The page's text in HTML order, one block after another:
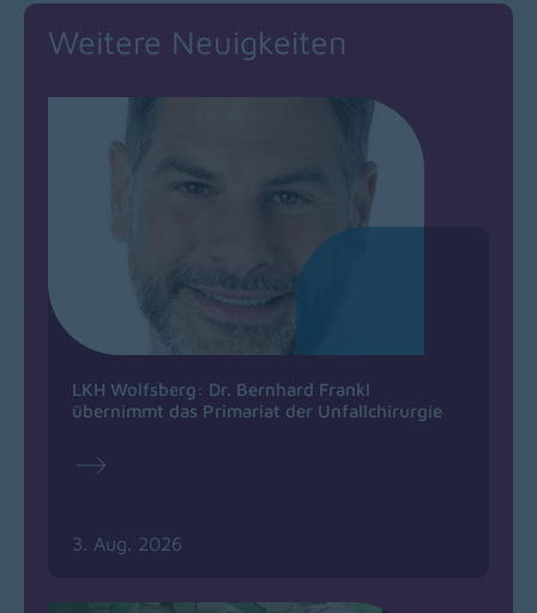
Weitere Neuigkeiten
LKH Wolfsberg: Dr. Bernhard Frankl
übernimmt das Primariat der Unfallchirurgie
3. Aug. 2026